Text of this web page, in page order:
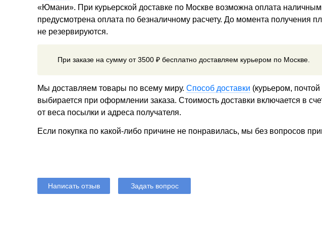
«Юмани». При курьерской доставке по Москве возможна оплата
предусмотрена оплата по безналичному расчету. До момента получения
не резервируются.
При заказе на сумму от 3500 ₽ бесплатно доставляем курьером по Москве.
Мы доставляем товары по всему миру. Способ доставки (курьером,
выбирается при оформлении заказа. Стоимость доставки включается в
от веса посылки и адреса получателя.
Если покупка по какой-либо причине не понравилась, мы без вопросов
Написать отзыв Задать вопрос